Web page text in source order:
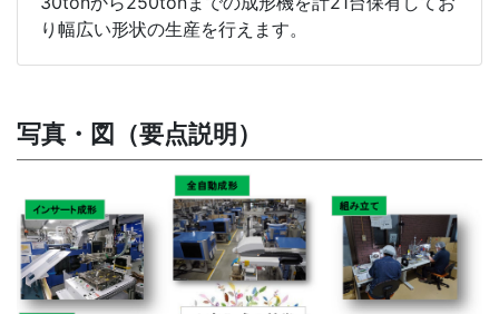
り幅広い形状の生産を行えます。
写真・図（要点説明）